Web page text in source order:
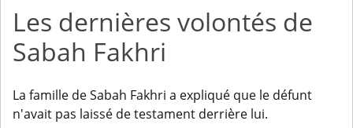
Les dernières volontés de
Sabah Fakhri
La famille de Sabah Fakhri a expliqué que le défunt
n'avait pas laissé de testament derrière lui.